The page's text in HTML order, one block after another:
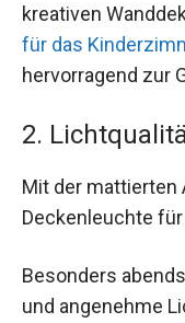
kreativen
für das
hervorragend zur
2.
Mit der mattierten
Deckenleuchte
Besonders
und angenehme